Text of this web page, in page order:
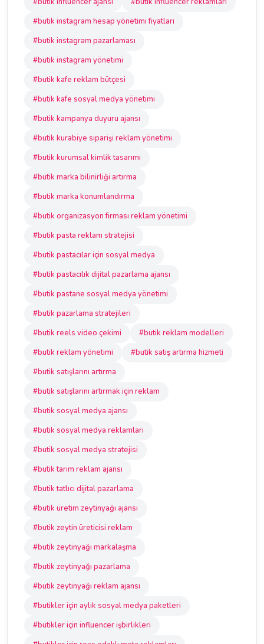
#butik instagram hesap yönetimi fiyatları
#butik instagram pazarlaması
#butik instagram yönetimi
#butik kafe reklam bütçesi
#butik kafe sosyal medya yönetimi
#butik kampanya duyuru ajansı
#butik kurabiye siparişi reklam yönetimi
#butik kurumsal kimlik tasarımı
#butik marka bilinirliği artırma
#butik marka konumlandırma
#butik organizasyon firması reklam yönetimi
#butik pasta reklam stratejisi
#butik pastacılar için sosyal medya
#butik pastacılık dijital pazarlama ajansı
#butik pastane sosyal medya yönetimi
#butik pazarlama stratejileri
#butik reels video çekimi
#butik reklam modelleri
#butik reklam yönetimi
#butik satış artırma hizmeti
#butik satışlarını artırma
#butik satışlarını artırmak için reklam
#butik sosyal medya ajansı
#butik sosyal medya reklamları
#butik sosyal medya stratejisi
#butik tarım reklam ajansı
#butik tatlıcı dijital pazarlama
#butik üretim zeytinyağı ajansı
#butik zeytin üreticisi reklam
#butik zeytinyağı markalaşma
#butik zeytinyağı pazarlama
#butik zeytinyağı reklam ajansı
#butikler için aylık sosyal medya paketleri
#butikler için influencer işbirlikleri